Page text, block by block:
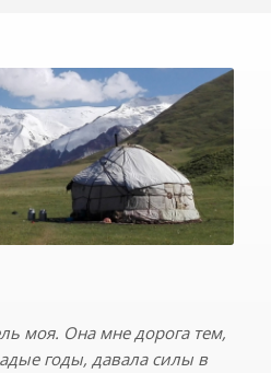
моя. Она мне дорога тем,
годы, давала силы в